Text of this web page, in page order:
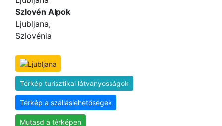
Szlovén Alpok
Ljubljana,
Szlovénia
Térkép turisztikai látványosságok
Térkép a szálláslehetőségek
Mutasd a térképen